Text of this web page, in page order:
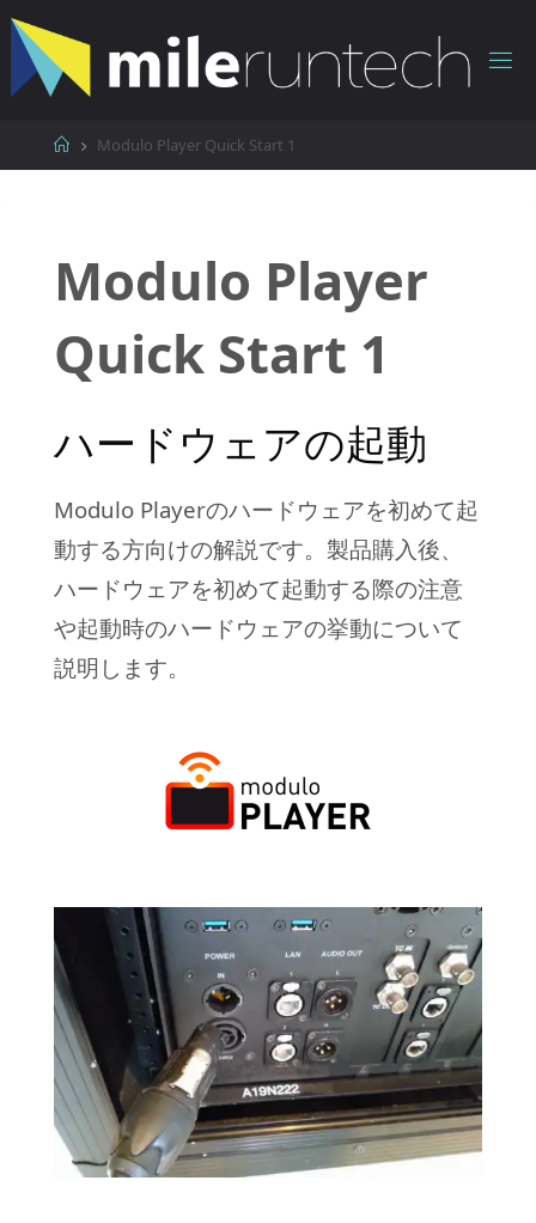
コ
ン
ホ
ー
Modulo Player Quick Start 1
Modulo Player
Quick Start 1
ハードウェアの起動
Modulo Playerのハードウェアを初めて起
動する方向けの解説です。製品購入後、
ハードウェアを初めて起動する際の注意
や起動時のハードウェアの挙動について
説明します。